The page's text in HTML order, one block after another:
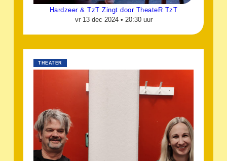
Hardzeer & TzT Zingt door TheateR TzT
vr 13 dec 2024 • 20:30 uur
THEATER